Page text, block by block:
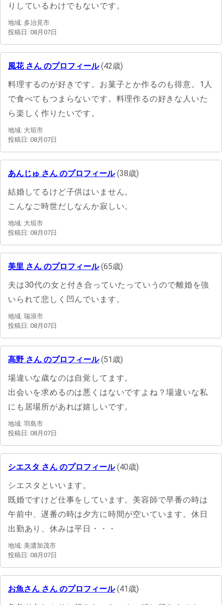
りしているわけでもないです。
地域: 多治見市
投稿日: 08月07日
風花 さん のプロフィール(42歳)
料理するのが好きです。お菓子とか作るのも得意。1人
で食べてもつまらないです。料理作るの好きな人いた
ら楽しく作りたいです。
地域: 大垣市
投稿日: 08月07日
あんじゅ さん のプロフィール(38歳)
結婚してるけど子供はいません。
こんなご時世だしなんか寂しい。
地域: 大垣市
投稿日: 08月07日
美里 さん のプロフィール(65歳)
夫は30代の女と付き合っていたっていうので離婚を強
いられて悲しく凹んでいます。
地域: 瑞浪市
投稿日: 08月07日
高野 さん のプロフィール(51歳)
場違いな歳なのは自覚してます。
出会いを求めるのは悪くはないですよね？場違いな私
にも居場所があれば嬉しいです。
地域: 羽島市
投稿日: 08月07日
シエスタ さん のプロフィール(40歳)
シエスタといいます。
既婚ですけど仕事をしています。美容師で早番の時は
午前中、遅番の時は夕方に時間が空いています。休日
出勤あり、休みは平日・・・
地域: 美濃加茂市
投稿日: 08月07日
お魚さん さん のプロフィール(41歳)